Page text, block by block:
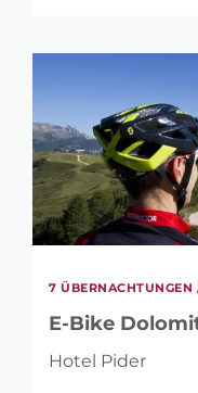
7 ÜBERNACHTUNGEN
E-Bike
Hotel Pider